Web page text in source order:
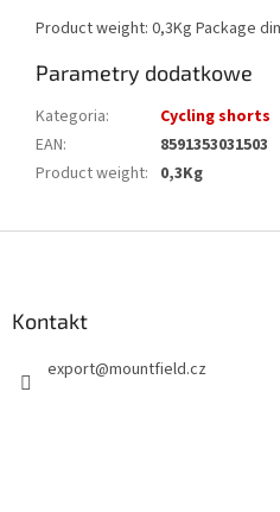
Product weight: 0,3Kg Package
Parametry dodatkowe
Kategoria:
Cycling shorts
EAN:
8591353031503
Product weight: 0,3Kg
Kontakt
export@mountfield.cz